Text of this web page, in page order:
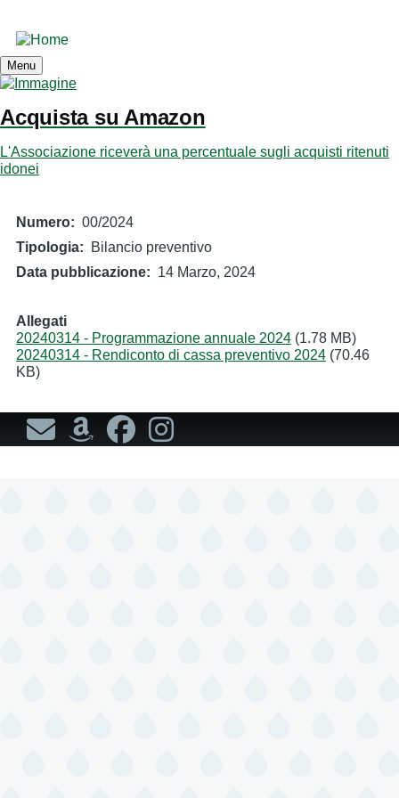
contenuto
principale
Menu
Acquista su Amazon
L'Associazione riceverà una percentuale sugli acquisti ritenuti
idonei
Numero
00/2024
Tipologia
Bilancio preventivo
Data pubblicazione
14 Marzo, 2024
Allegati
20240314 - Programmazione annuale 2024 (1.78 MB)
20240314 - Rendiconto di cassa preventivo 2024 (70.46
KB)